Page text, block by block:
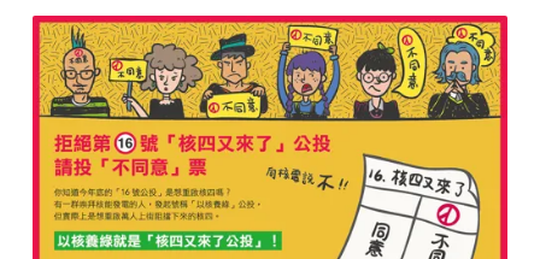
Map, OSM）等合作，以開放資料原則，共同建置Water
Go台灣免費飲水地圖（https://watergo.teia.tw），提供
民眾安全、免費的飲用水供水點的資料，並鼓勵民眾自
備水杯，兼顧環保減廢、健康。截至2019年，已有15個
縣市參與外，另有許多公私立機關團體如海巡署安檢
所、學校、咖啡店家、房仲業者、宮廟……等加入，累
計已超過三千個公開飲水點，供民眾自行補充飲用水，
並致力於2019年度達成一萬個公開飲水點的目標。